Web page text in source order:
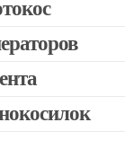
/ Oleo-mac / Echo и